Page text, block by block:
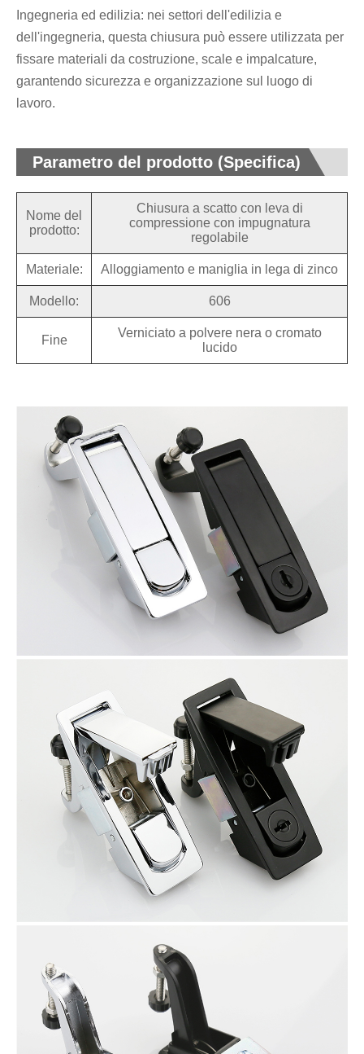
Ingegneria ed edilizia: nei settori dell'edilizia e
dell'ingegneria, questa chiusura può essere utilizzata per
fissare materiali da costruzione, scale e impalcature,
garantendo sicurezza e organizzazione sul luogo di
lavoro.
Parametro del prodotto (Specifica)
Nome del
prodotto:
Chiusura a scatto con leva di
compressione con impugnatura
regolabile
Materiale: Alloggiamento e maniglia in lega di zinco
Modello: 606
Fine
Verniciato a polvere nera o cromato
lucido